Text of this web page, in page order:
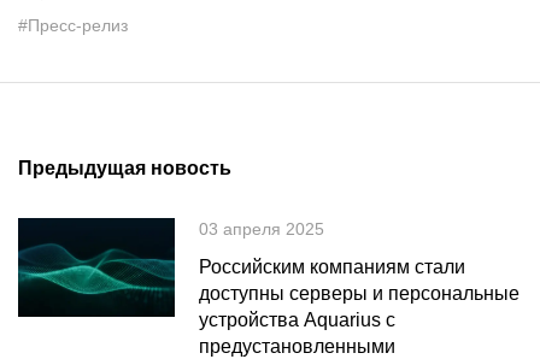
#Пресс-релиз
Предыдущая новость
03 апреля 2025
Российским компаниям стали
доступны серверы и персональные
устройства Aquarius с
предустановленными